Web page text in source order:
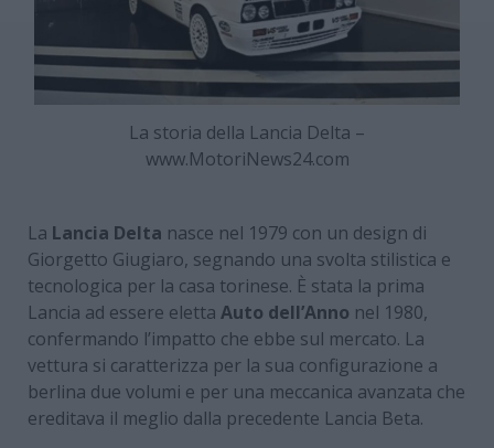
La storia della Lancia Delta –
www.MotoriNews24.com
La Lancia Delta nasce nel 1979 con un design di
Giorgetto Giugiaro, segnando una svolta stilistica e
tecnologica per la casa torinese. È stata la prima
Lancia ad essere eletta Auto dell’Anno nel 1980,
confermando l’impatto che ebbe sul mercato. La
vettura si caratterizza per la sua configurazione a
berlina due volumi e per una meccanica avanzata che
ereditava il meglio dalla precedente Lancia Beta.